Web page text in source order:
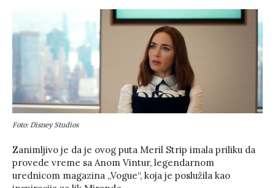
Foto: Disney Studios
Zanimljivo je da je ovog puta Meril Strip imala priliku da
provede vreme sa Anom Vintur, legendarnom
urednicom magazina „Vogue“, koja je poslužila kao